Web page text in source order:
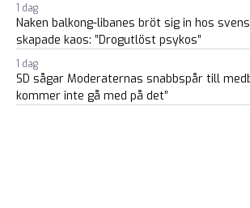
1 dag
Naken balkong-libanes bröt sig in hos
skapade kaos: ”Drogutlöst psykos”
1 dag
SD sågar Moderaternas snabbspår till
kommer inte gå med på det”